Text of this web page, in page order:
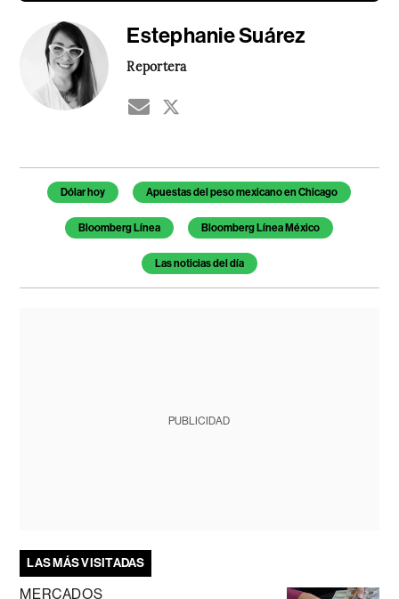
Estephanie Suárez
Reportera
Temas de este artículo
Dólar hoy Apuestas del peso mexicano en Chicago
Bloomberg Línea Bloomberg Línea México
Las noticias del día
PUBLICIDAD
LAS MÁS VISITADAS
MERCADOS